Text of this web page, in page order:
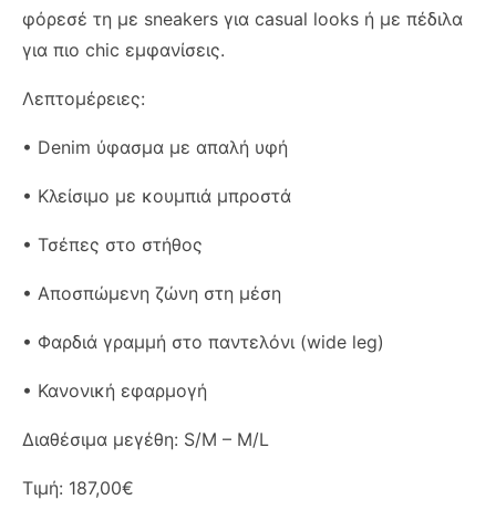
φόρεσέ τη με sneakers για casual looks ή με πέδιλα
για πιο chic εμφανίσεις.
Λεπτομέρειες:
• Denim ύφασμα με απαλή υφή
• Κλείσιμο με κουμπιά μπροστά
• Τσέπες στο στήθος
• Αποσπώμενη ζώνη στη μέση
• Φαρδιά γραμμή στο παντελόνι (wide leg)
• Κανονική εφαρμογή
Διαθέσιμα μεγέθη: S/M – M/L
Τιμή: 187,00€